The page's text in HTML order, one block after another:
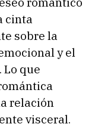
cinta
sobre la
y el
Lo que
relación
visceral.